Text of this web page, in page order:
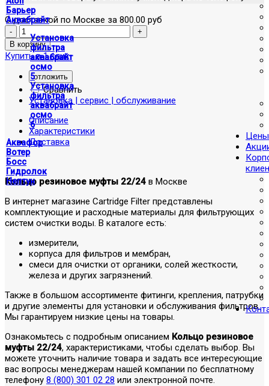
Барьер
Аквабрайт
Установка
фильтра
аквабрайт
осмо
5
Установка
фильтра
аквабрайт
осмо
6
Аквафор
Вотер
Босс
Гидролок
Нептун
Цены
С доставкой по Москве за 800.00 руб
Купить в 1 клик
отложить
Сравнить
Установка | сервис | обслуживание
Описание
Характеристики
Доставка
Кольцо резиновое муфты 22/24 в Москве
В интернет магазине Cartridge Filter представлены
комплектующие и расходные материалы для фильтрующих
систем очистки воды. В каталоге есть:
измерители,
корпуса для фильтров и мембран,
смеси для очистки от органики, солей жесткости,
железа и других загрязнений.
Также в большом ассортименте фитинги, крепления, патрубки
и другие элементы для установки и обслуживания фильтров.
Мы гарантируем низкие цены на товары.
Ознакомьтесь с подробным описанием Кольцо резиновое
муфты 22/24, характеристиками, чтобы сделать выбор. Вы
можете уточнить наличие товара и задать все интересующие
вас вопросы менеджерам нашей компании по бесплатному
телефону 8 (800) 301 02 28 или электронной почте.